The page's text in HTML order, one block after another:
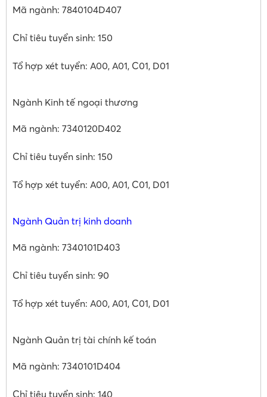
Mã ngành: 7840104D407
Chỉ tiêu tuyển sinh: 150
Tổ hợp xét tuyển: A00, A01, C01, D01
Ngành Kinh tế ngoại thương
Mã ngành: 7340120D402
Chỉ tiêu tuyển sinh: 150
Tổ hợp xét tuyển: A00, A01, C01, D01
Ngành Quản trị kinh doanh
Mã ngành: 7340101D403
Chỉ tiêu tuyển sinh: 90
Tổ hợp xét tuyển: A00, A01, C01, D01
Ngành Quản trị tài chính kế toán
Mã ngành: 7340101D404
Chỉ tiêu tuyển sinh: 140